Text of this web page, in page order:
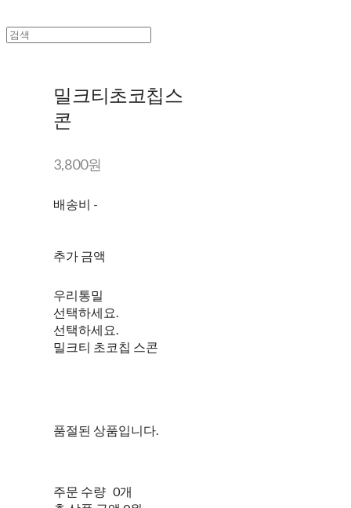
밀크티초코칩스
콘
3,800원
배송비 -
추가 금액
우리통밀
선택하세요.
선택하세요.
밀크티 초코칩 스콘
품절된 상품입니다.
주문 수량 0개